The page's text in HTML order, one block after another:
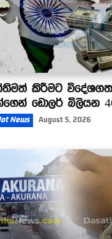
කිරීමට විදේශගත
ඩොලර් බිලියන
News August 5, 2026